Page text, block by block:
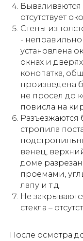
отсутствует
Стены из
- неправильно
установлена
окнах и
конопатка,
произведена
не просел до
повисла на
Разъезжаются
стропила
венец,
доме
проемами,
лапу и т.д.
Не
стекла –
После осмотра